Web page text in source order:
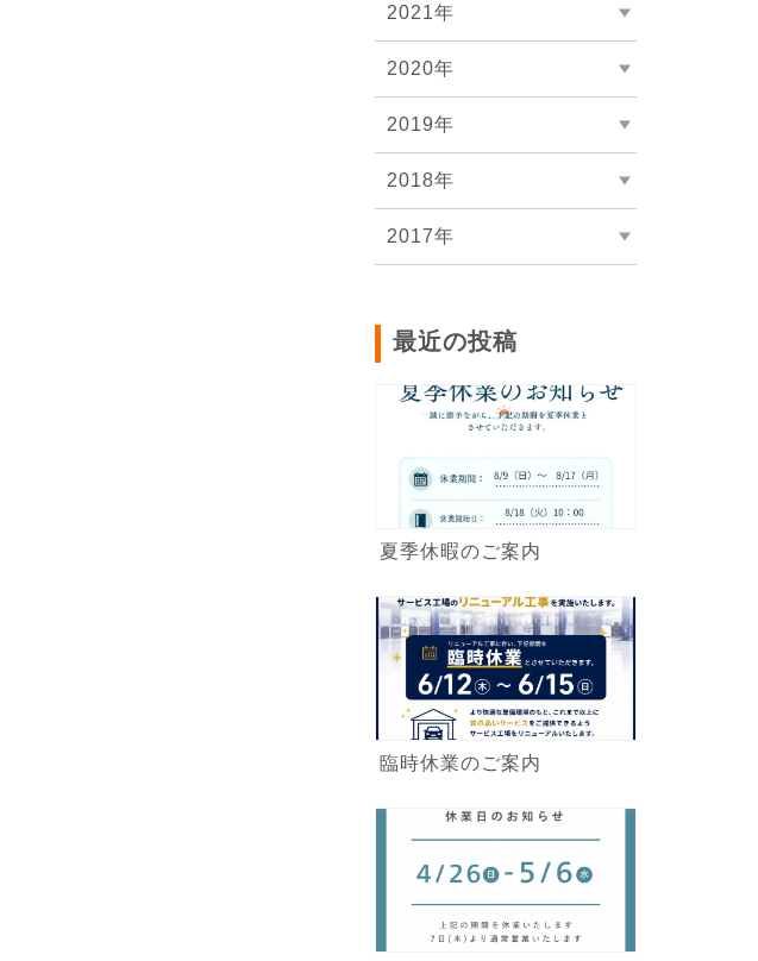
2021年
2020年
2019年
2018年
2017年
最近の投稿
夏季休暇のご案内
臨時休業のご案内